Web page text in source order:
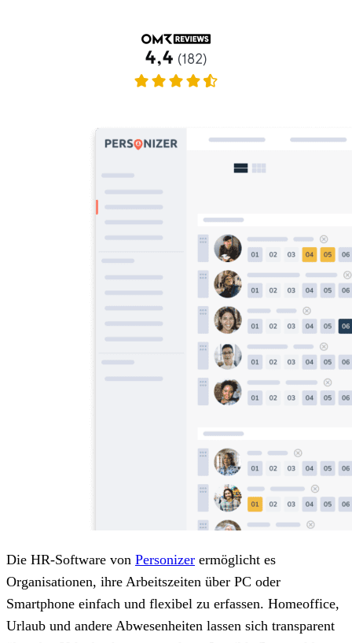
Die HR-Software von Personizer ermöglicht es
Organisationen, ihre Arbeitszeiten über PC oder
Smartphone einfach und flexibel zu erfassen. Homeoffice,
Urlaub und andere Abwesenheiten lassen sich transparent